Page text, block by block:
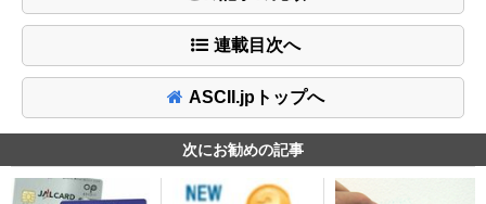
連載目次へ
ASCII.jpトップへ
次にお勧めの記事